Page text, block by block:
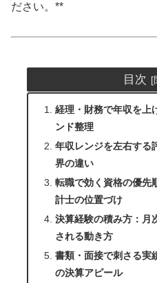
ださい。**
目次
経理・財務で年収を上
ンド整理
年収レンジを左右する
界の違い
転職で効く資格の優先
計士の位置づけ
決算経験の積み方：月
される動き方
書類・面接で刺さる実
の決算アピール